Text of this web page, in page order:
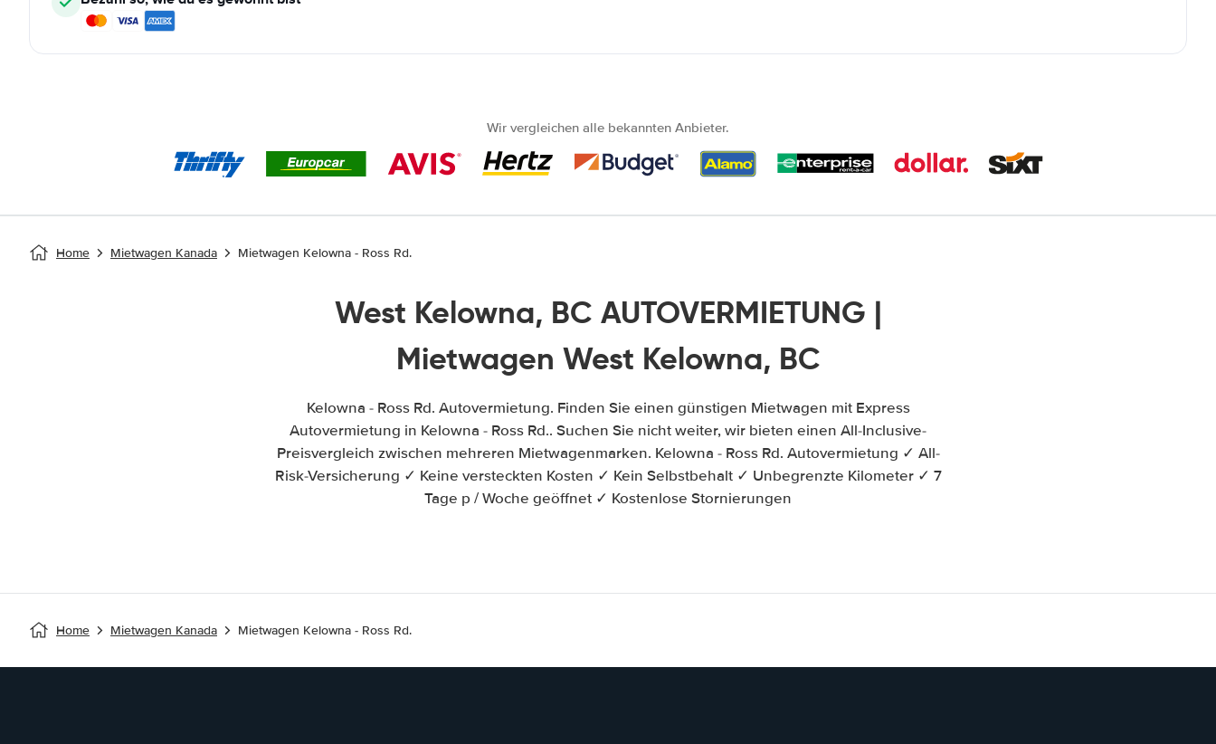
Wir vergleichen alle bekannten Anbieter.
Home Mietwagen Kanada Mietwagen Kelowna - Ross Rd.
West Kelowna, BC AUTOVERMIETUNG |
Mietwagen West Kelowna, BC
Kelowna - Ross Rd. Autovermietung. Finden Sie einen günstigen Mietwagen mit Express
Autovermietung in Kelowna - Ross Rd.. Suchen Sie nicht weiter, wir bieten einen All-Inclusive-
Preisvergleich zwischen mehreren Mietwagenmarken. Kelowna - Ross Rd. Autovermietung ✓ All-
Risk-Versicherung ✓ Keine versteckten Kosten ✓ Kein Selbstbehalt ✓ Unbegrenzte Kilometer ✓ 7
Tage p / Woche geöffnet ✓ Kostenlose Stornierungen
Home Mietwagen Kanada Mietwagen Kelowna - Ross Rd.